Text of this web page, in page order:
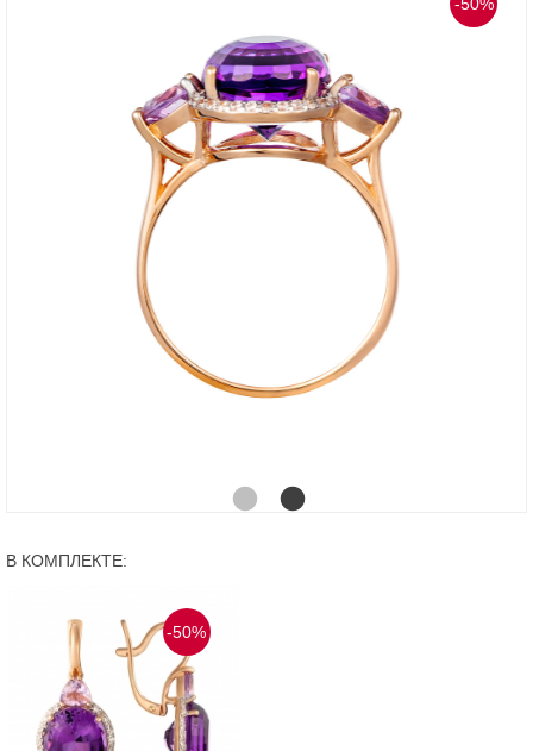
В КОМПЛЕКТЕ:
-50%